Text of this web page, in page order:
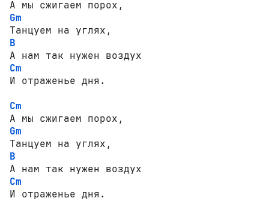
Gm
B
Cm
И отраженье дня.
Cm
Gm
B
Cm
И отраженье дня.